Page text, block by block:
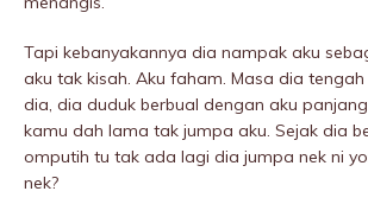
Tapi kebanyakannya dia nampak aku
aku tak kisah. Aku faham. Masa dia
dia, dia duduk berbual dengan aku
kamu dah lama tak jumpa aku. Sejak dia
omputih tu tak ada lagi dia jumpa nek ni
nek?